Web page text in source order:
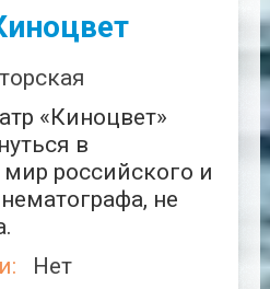
«Киноцвет»
в
российского и
не
Нет